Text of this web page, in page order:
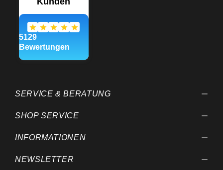
SERVICE & BERATUNG
SHOP SERVICE
INFORMATIONEN
NEWSLETTER